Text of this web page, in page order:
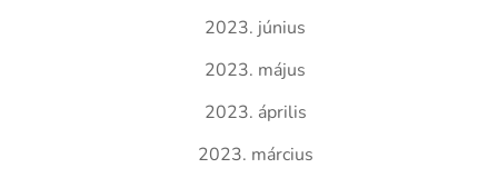
2023. június
2023. május
2023. április
2023. március